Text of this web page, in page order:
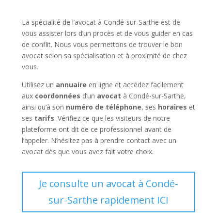
La spécialité de l’avocat à Condé-sur-Sarthe est de
vous assister lors d’un procès et de vous guider en cas
de conflit. Nous vous permettons de trouver le bon
avocat selon sa spécialisation et à proximité de chez
vous.
Utilisez un annuaire en ligne et accédez facilement
aux coordonnées d’un avocat à Condé-sur-Sarthe,
ainsi qu’à son numéro de téléphone, ses horaires et
ses tarifs. Vérifiez ce que les visiteurs de notre
plateforme ont dit de ce professionnel avant de
l’appeler. N’hésitez pas à prendre contact avec un
avocat dès que vous avez fait votre choix.
Je consulte un avocat à Condé-
sur-Sarthe rapidement ICI